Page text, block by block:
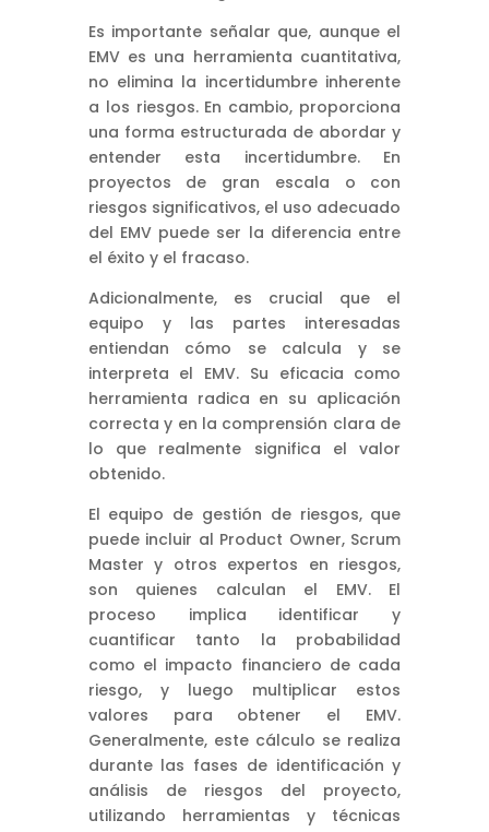
Es importante señalar que, aunque el
EMV es una herramienta cuantitativa,
no elimina la incertidumbre inherente
a los riesgos. En cambio, proporciona
una forma estructurada de abordar y
entender esta incertidumbre. En
proyectos de gran escala o con
riesgos significativos, el uso adecuado
del EMV puede ser la diferencia entre
el éxito y el fracaso.
Adicionalmente, es crucial que el
equipo y las partes interesadas
entiendan cómo se calcula y se
interpreta el EMV. Su eficacia como
herramienta radica en su aplicación
correcta y en la comprensión clara de
lo que realmente significa el valor
obtenido.
El equipo de gestión de riesgos, que
puede incluir al Product Owner, Scrum
Master y otros expertos en riesgos,
son quienes calculan el EMV. El
proceso implica identificar y
cuantificar tanto la probabilidad
como el impacto financiero de cada
riesgo, y luego multiplicar estos
valores para obtener el EMV.
Generalmente, este cálculo se realiza
durante las fases de identificación y
análisis de riesgos del proyecto,
utilizando herramientas y técnicas